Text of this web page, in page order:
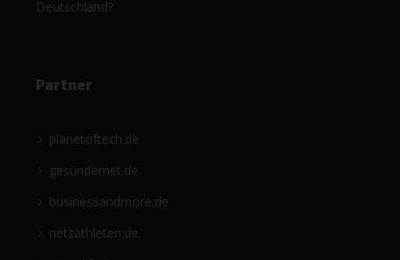
Deutschland?
Partner
planetoftech.de
gesündernet.de
businessandmore.de
netzathleten.de